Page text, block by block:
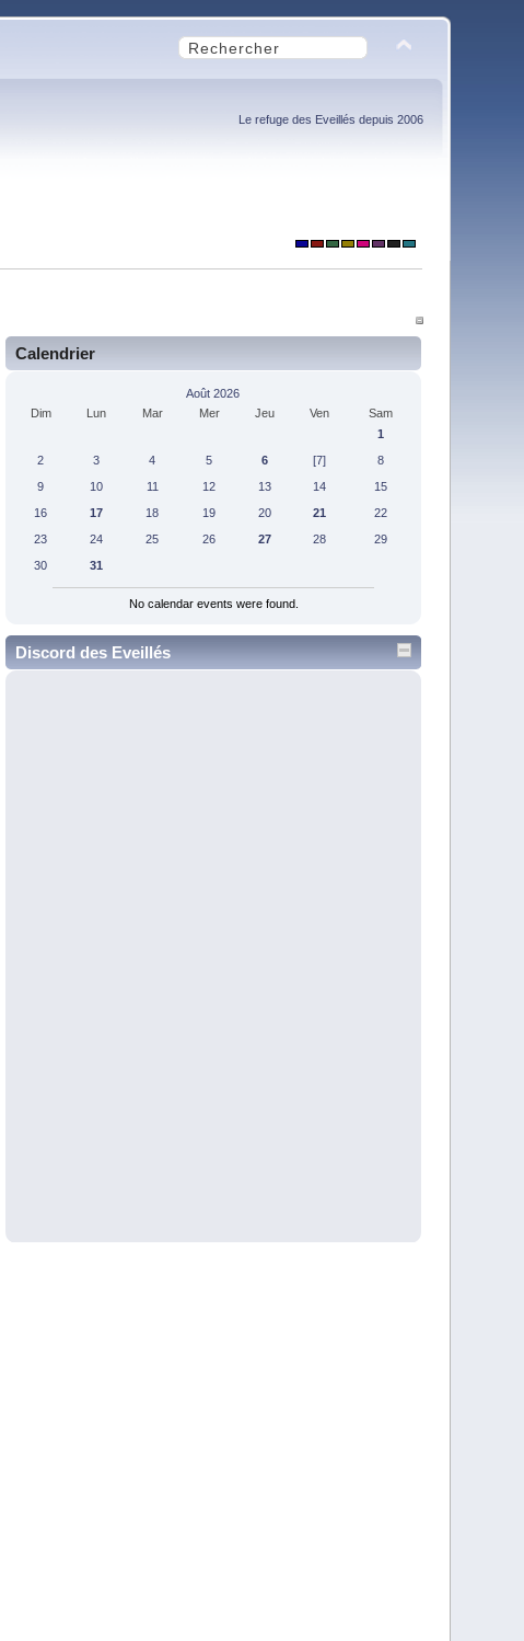
Le refuge des Eveillés depuis 2006
Calendrier
Août 2026
Dim
Lun Mar Mer Jeu Ven
Sam
1
2
3 4 5 6 [7]
8
9
10 11 12 13 14
15
16
17 18 19 20 21
22
23
24 25 26 27 28
29
30
31
No calendar events were found.
Discord des Eveillés